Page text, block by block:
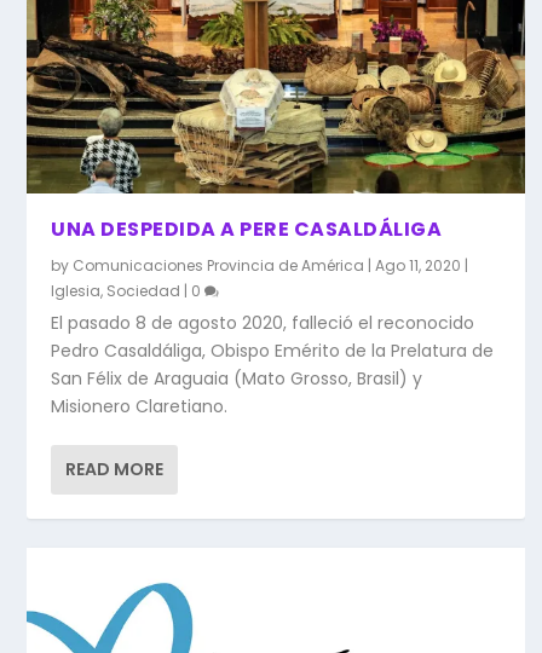
UNA DESPEDIDA A PERE CASALDÁLIGA
by Comunicaciones Provincia de América |Ago 11, 2020 |
Iglesia, Sociedad | 0
El pasado 8 de agosto 2020, falleció el reconocido
Pedro Casaldáliga, Obispo Emérito de la Prelatura de
San Félix de Araguaia (Mato Grosso, Brasil) y
Misionero Claretiano.
READ MORE